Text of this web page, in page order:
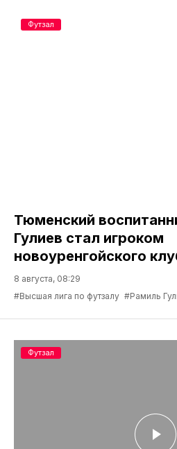
Тюменский
Гулиев стал игроком
новоуренгойского
8 августа, 08:29
#Высшая лига по футзалу #Рамиль
Футзал
Футзал